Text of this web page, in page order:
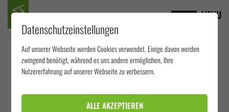
MENU
WASSERRUTSCHEN-
HERSTELLER:
WIEGAND.WATERRIDES
Datenschutzeinstellungen
Auf unserer Webseite werden Cookies verwendet. Einige davon werden
zwingend benötigt, während es uns andere ermöglichen, Ihre
Nutzererfahrung auf unserer Webseite zu verbessern.
ALLE AKZEPTIEREN